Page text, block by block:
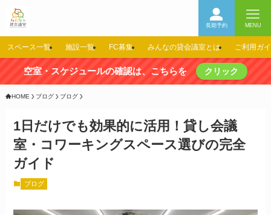
長期予約 MENU
スペース一覧 施設一覧 FC募集 みんなの貸会議室とは ご利用ガ
空室・スケジュールの確認は、こちらを クリック
HOME ブログ ブログ
1日だけでも効果的に活用！貸し会議
室・コワーキングスペース選びの完全
ガイド
ブログ